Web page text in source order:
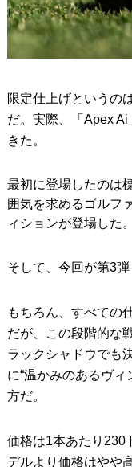
限定仕上げというの
だ。実際、「Apex
きた。
最初に登場したのは
囲気を求めるゴルフ
ィションが登場した。
そして、今回が第3弾
もちろん、すべての
だが、この段階的な
ラックシャドウでも
に“温かみのあるヴィ
方だ。
価格は1本あたり230
デルより価格はやや